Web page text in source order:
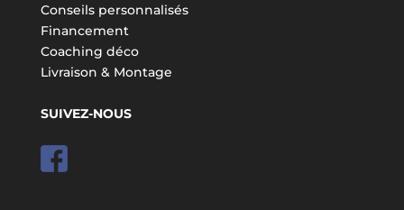
Conseils personnalisés
Financement
Coaching déco
Livraison & Montage
SUIVEZ-NOUS